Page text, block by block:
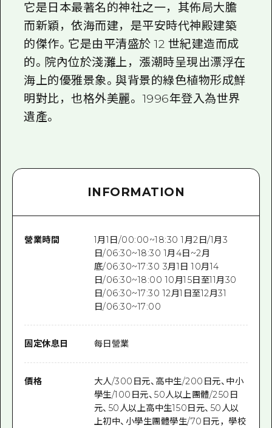
它是日本最著名的神社之一，其佈局大膽
而新穎，依海而建，是平安時代神殿建築
的傑作。它是由平清盛於 12 世紀建造而成
的。院內位於淺灘上，漲潮時呈現出漂浮在
海上的優雅景象。與背景的綠色植物形成鮮
明對比，也格外美麗。 1996年登入為世界
遺產。
INFORMATION
營業時間
1月1日/00:00~18:30 1月2日/1月3
日/06:30~18:30 1月4日~2月
底/06:30~17:30 3月1日 10月14
日/06:30~18:00 10月15日至11月30
日/06:30~17:30 12月1日至12月31
日/06:30~17:00
固定休息日 每日營業
價格
大人/300日元、高中生/200日元、中小
學生/100日元、50人以上團體/250日
元、50人以上高中生150日元、50人以
上初中、小學生團體學生/70日元，學校